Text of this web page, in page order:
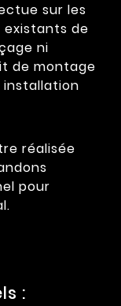
sur les
de
ni
de montage
installation
réalisée
pour
: